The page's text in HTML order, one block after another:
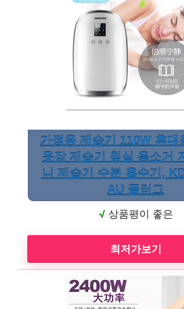
가정용 제습기 110W 휴대
옷장 제습기 침실 음소거
니 제습기 수분 흡수기,
AU 플러그
√상품평이 좋은
최저가보기